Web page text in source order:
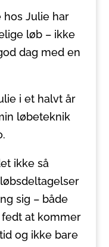
Julie har
løb – ikke
dag med en
i et halvt år
løbeteknik
ikke så
sig – både
at kommer
og ikke bare